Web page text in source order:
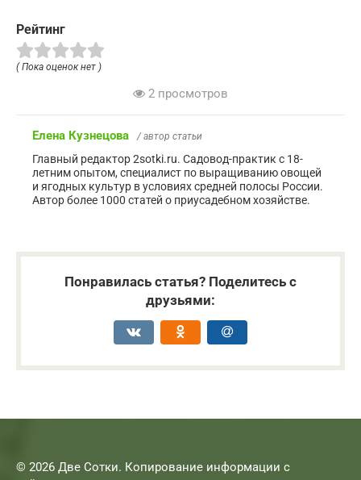
Рейтинг
( Пока оценок нет )
2 просмотров
Елена Кузнецова / автор статьи
Главный редактор 2sotki.ru. Садовод-практик с 18-
летним опытом, специалист по выращиванию овощей
и ягодных культур в условиях средней полосы России.
Автор более 1000 статей о приусадебном хозяйстве.
Понравилась статья? Поделитесь с
друзьями:
© 2026 Две Сотки. Копирование информации с